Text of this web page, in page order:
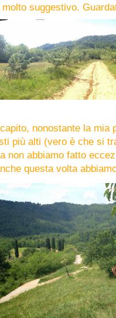
suggestivo.
nonostante la mia
più alti (vero è che si
non abbiamo fatto
questa volta